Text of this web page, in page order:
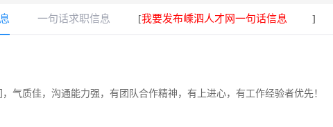
一句话求职信息 [我要发布嵊泗人才网一句话信息 ]
气质佳，沟通能力强，有团队合作精神，有上进心，有工作经验者优先！